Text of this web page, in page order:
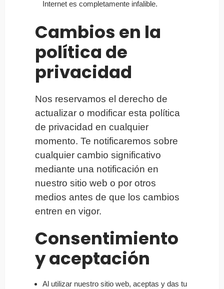
Internet es completamente infalible.
Cambios en la
política de
privacidad
Nos reservamos el derecho de
actualizar o modificar esta política
de privacidad en cualquier
momento. Te notificaremos sobre
cualquier cambio significativo
mediante una notificación en
nuestro sitio web o por otros
medios antes de que los cambios
entren en vigor.
Consentimiento
y aceptación
Al utilizar nuestro sitio web, aceptas y das tu